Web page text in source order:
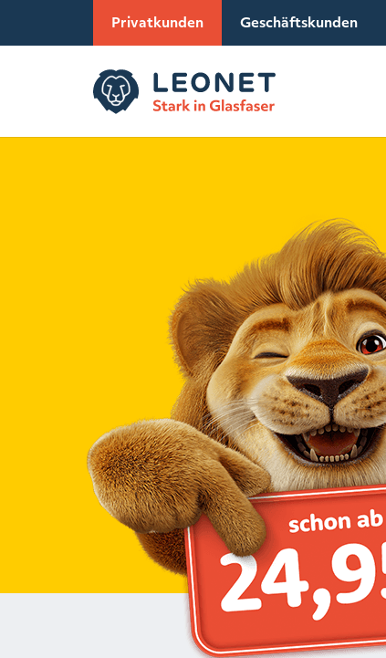
Privatkunden Geschäftskunden